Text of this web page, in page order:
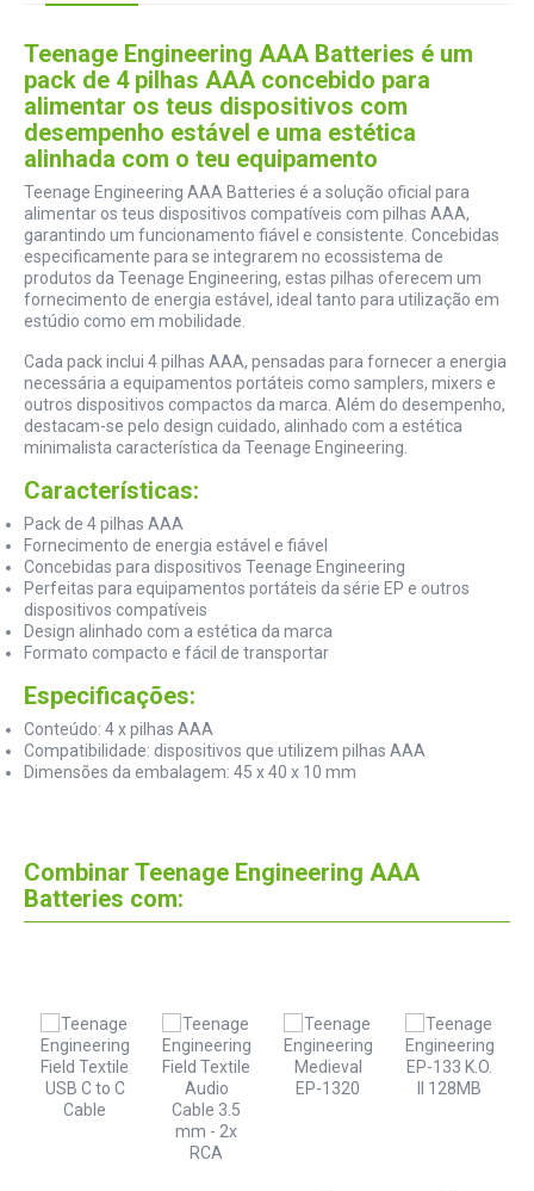
Teenage Engineering AAA Batteries é um
pack de 4 pilhas AAA concebido para
alimentar os teus dispositivos com
desempenho estável e uma estética
alinhada com o teu equipamento
Teenage Engineering AAA Batteries é a solução oficial para
alimentar os teus dispositivos compatíveis com pilhas AAA,
garantindo um funcionamento fiável e consistente. Concebidas
especificamente para se integrarem no ecossistema de
produtos da Teenage Engineering, estas pilhas oferecem um
fornecimento de energia estável, ideal tanto para utilização em
estúdio como em mobilidade.
Cada pack inclui 4 pilhas AAA, pensadas para fornecer a energia
necessária a equipamentos portáteis como samplers, mixers e
outros dispositivos compactos da marca. Além do desempenho,
destacam-se pelo design cuidado, alinhado com a estética
minimalista característica da Teenage Engineering.
Características:
Pack de 4 pilhas AAA
Fornecimento de energia estável e fiável
Concebidas para dispositivos Teenage Engineering
Perfeitas para equipamentos portáteis da série EP e outros
dispositivos compatíveis
Design alinhado com a estética da marca
Formato compacto e fácil de transportar
Especificações:
Conteúdo: 4 x pilhas AAA
Compatibilidade: dispositivos que utilizem pilhas AAA
Dimensões da embalagem: 45 x 40 x 10 mm
Combinar Teenage Engineering AAA
Batteries com: